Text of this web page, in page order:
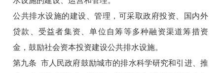
公共排水设施的建设、管理，可采取政府投资、国内外
贷款、受益者集资、单位自筹等多种融资渠道筹措资
金，鼓励社会资本投资建设公共排水设施。
第九条 市人民政府鼓励城市的排水科学研究和引进、推